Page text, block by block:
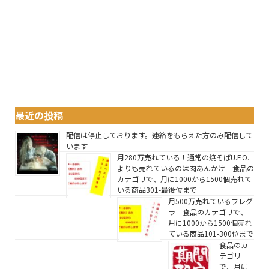
最近の投稿
配信は停止しております。連絡をもらえた方のみ配信して
います
月280万売れている！通常の焼そばU.F.O.
よりも売れているのは肉あんかけ 食品の
カテゴリで、月に1000から1500個売れて
いる商品301-最後位まで
月500万売れているフレグ
ラ 食品のカテゴリで、
月に1000から1500個売れ
ている商品101-300位まで
食品のカ
テゴリ
で、月に